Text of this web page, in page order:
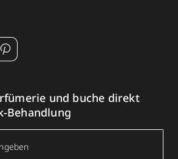
und buche direkt
Behandlung